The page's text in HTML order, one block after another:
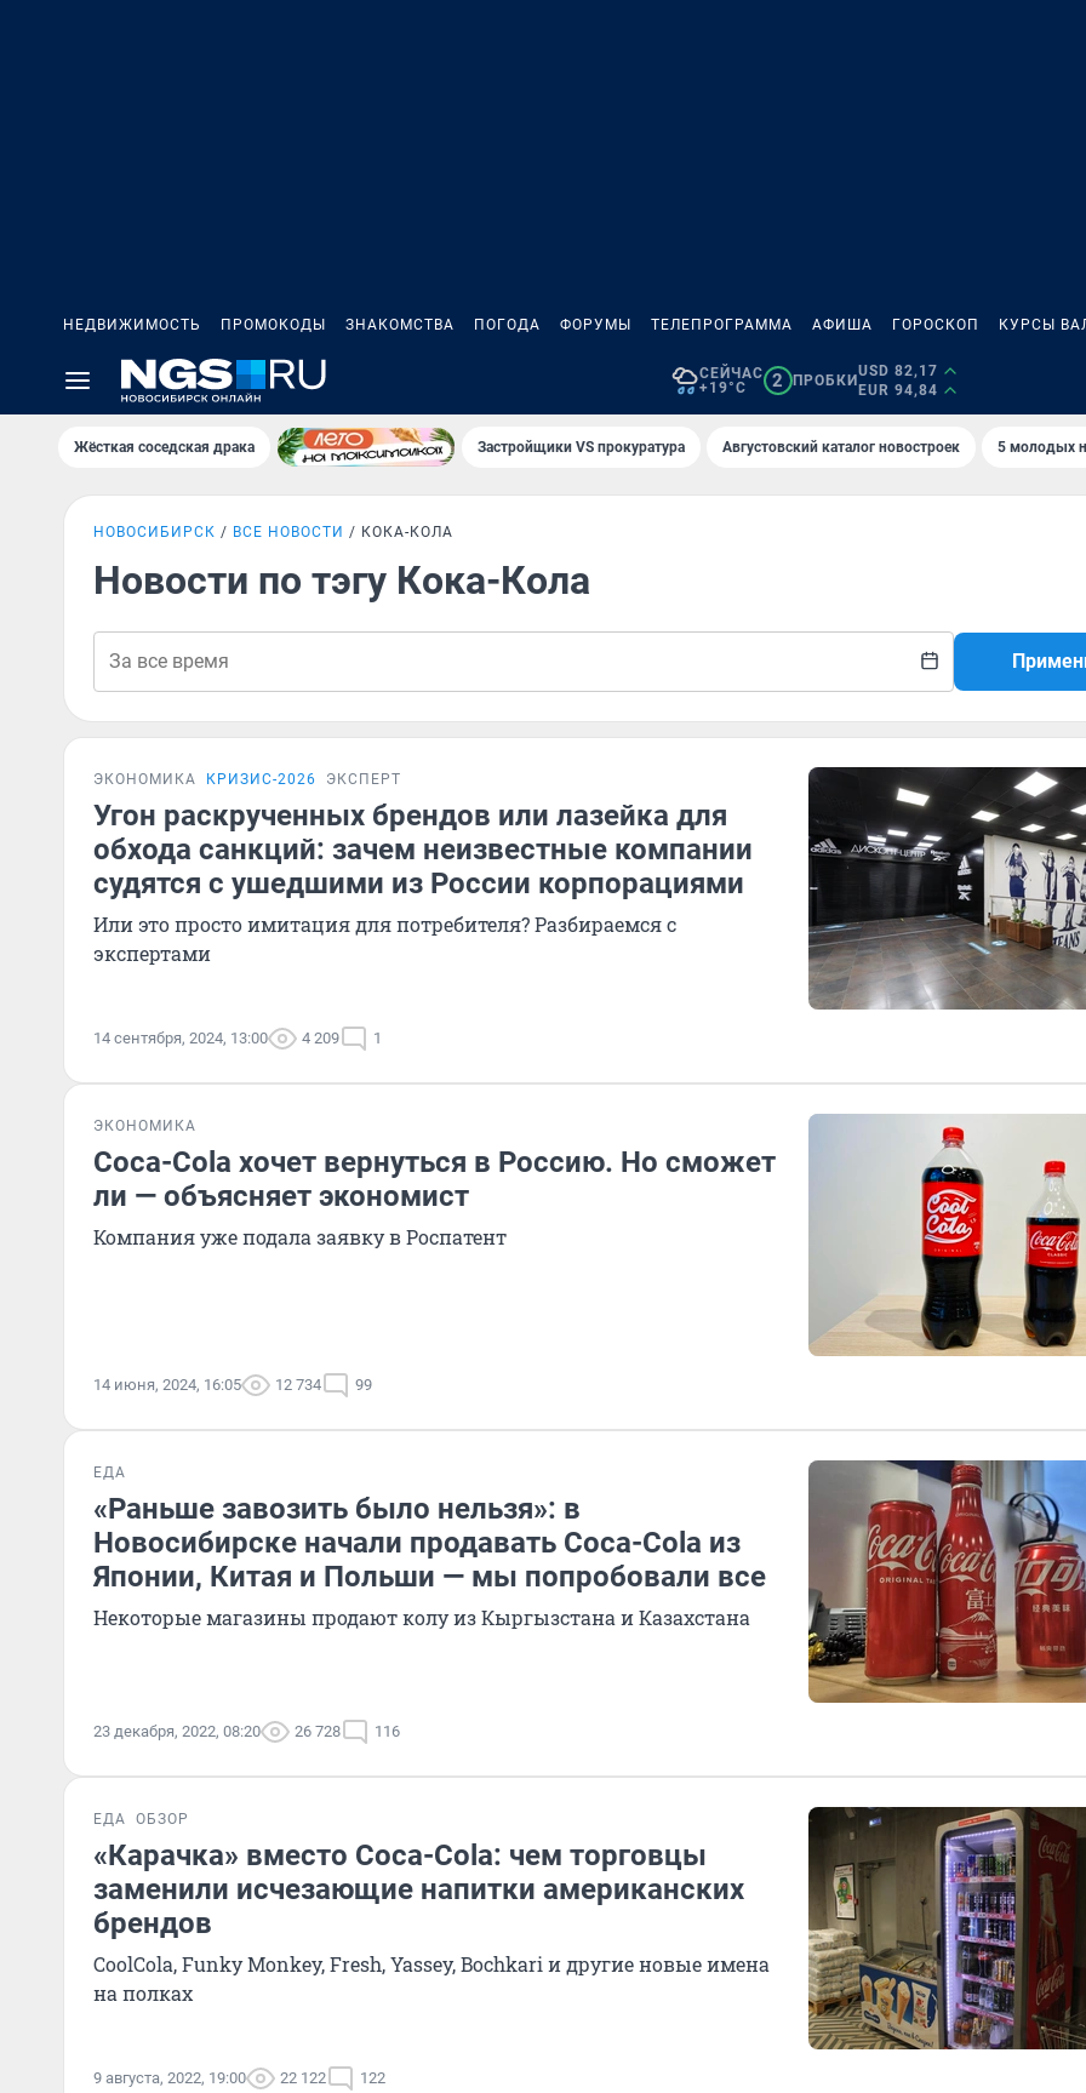
НЕДВИЖИМОСТЬ ПРОМОКОДЫ ЗНАКОМСТВА ПОГОДА ФОРУМЫ ТЕЛЕПРОГРАММА АФИША ГОРОСКОП КУРСЫ
СЕЙЧАС
+19°C
2 ПРОБКИ
USD 82,17
EUR 94,84
Жёсткая соседская драка Застройщики VS прокуратура Августовский каталог новостроек 5 молодых
НОВОСИБИРСК ВСЕ НОВОСТИ КОКА-КОЛА
Новости по тэгу Кока-Кола
ЭКОНОМИКА КРИЗИС-2026 ЭКСПЕРТ
Угон раскрученных брендов или лазейка для
обхода санкций: зачем неизвестные компании
судятся с ушедшими из России корпорациями
Или это просто имитация для потребителя? Разбираемся с
экспертами
14 сентября, 2024, 13:00 4 209 1
ЭКОНОМИКА
Coca-Cola хочет вернуться в Россию. Но сможет
ли — объясняет экономист
Компания уже подала заявку в Роспатент
14 июня, 2024, 16:05 12 734 99
ЕДА
«Раньше завозить было нельзя»: в
Новосибирске начали продавать Coca-Cola из
Японии, Китая и Польши — мы попробовали все
Некоторые магазины продают колу из Кыргызстана и Казахстана
23 декабря, 2022, 08:20 26 728 116
ЕДА ОБЗОР
«Карачка» вместо Coca-Cola: чем торговцы
заменили исчезающие напитки американских
брендов
CoolCola, Funky Monkey, Fresh, Yassey, Bochkari и другие новые имена
на полках
9 августа, 2022, 19:00 22 122 122